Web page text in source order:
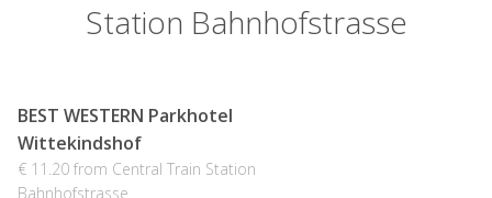
Station Bahnhofstrasse
BEST WESTERN Parkhotel
Wittekindshof
€ 11.20 from Central Train Station
Bahnhofstrasse